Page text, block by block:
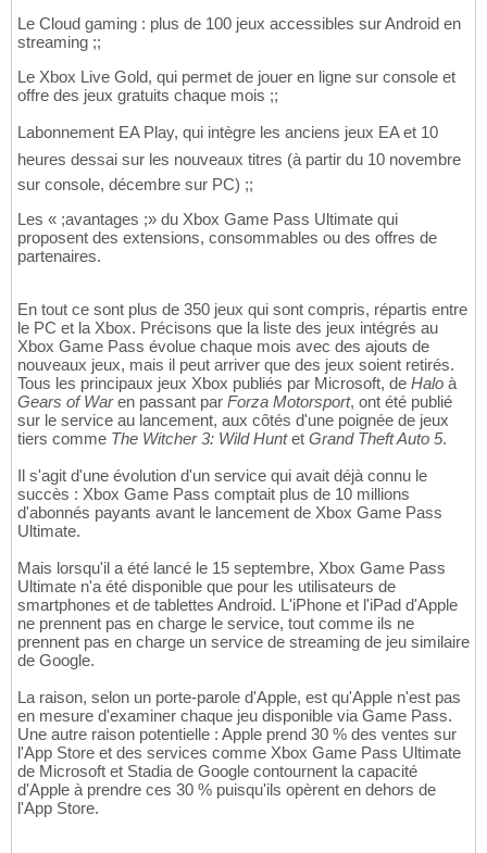
Le Cloud gaming : plus de 100 jeux accessibles sur Android en
streaming ;;
Le Xbox Live Gold, qui permet de jouer en ligne sur console et
offre des jeux gratuits chaque mois ;;
Labonnement EA Play, qui intègre les anciens jeux EA et 10
heures dessai sur les nouveaux titres (à partir du 10 novembre
sur console, décembre sur PC) ;;
Les « ;avantages ;» du Xbox Game Pass Ultimate qui
proposent des extensions, consommables ou des offres de
partenaires.
En tout ce sont plus de 350 jeux qui sont compris, répartis entre
le PC et la Xbox. Précisons que la liste des jeux intégrés au
Xbox Game Pass évolue chaque mois avec des ajouts de
nouveaux jeux, mais il peut arriver que des jeux soient retirés.
Tous les principaux jeux Xbox publiés par Microsoft, de Halo à
Gears of Waren passant par Forza Motorsport, ont été publié
sur le service au lancement, aux côtés d'une poignée de jeux
tiers comme The Witcher 3: Wild Huntet Grand Theft Auto 5.
Il s'agit d'une évolution d'un service qui avait déjà connu le
succès : Xbox Game Pass comptait plus de 10 millions
d'abonnés payants avant le lancement de Xbox Game Pass
Ultimate.
Mais lorsqu'il a été lancé le 15 septembre, Xbox Game Pass
Ultimate n'a été disponible que pour les utilisateurs de
smartphones et de tablettes Android. L'iPhone et l'iPad d'Apple
ne prennent pas en charge le service, tout comme ils ne
prennent pas en charge un service de streaming de jeu similaire
de Google.
La raison, selon un porte-parole d'Apple, est qu'Apple n'est pas
en mesure d'examiner chaque jeu disponible via Game Pass.
Une autre raison potentielle : Apple prend 30 % des ventes sur
l'App Store et des services comme Xbox Game Pass Ultimate
de Microsoft et Stadia de Google contournent la capacité
d'Apple à prendre ces 30 % puisqu'ils opèrent en dehors de
l'App Store.